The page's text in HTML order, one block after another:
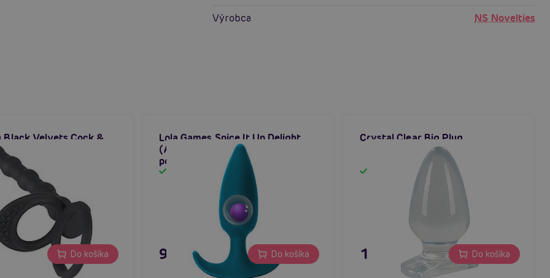
Výrobca
NS Novelties
Black Velvets Cock &
€ Do košíka
Lola Games Spice It Up Delight
(Aquamarine), análny kolík s
posunutým ťažiskom
9,96 € Do košíka
Crystal Clear Big Plug
15,80 € Do košíka